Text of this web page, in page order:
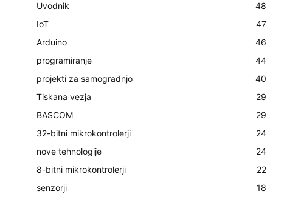
Uvodnik
48
IoT
47
Arduino
46
programiranje
44
projekti za samogradnjo
40
Tiskana vezja
29
BASCOM
29
32-bitni mikrokontrolerji
24
nove tehnologije
24
8-bitni mikrokontrolerji
22
senzorji
18